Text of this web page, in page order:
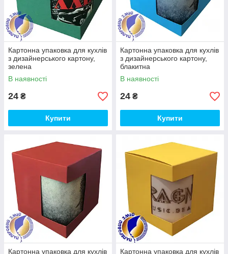
Картонна упаковка для кухлів
з дизайнерського картону,
зелена
В наявності
24 ₴
Купити
Картонна упаковка для кухлів
з дизайнерського картону,
блакитна
В наявності
24 ₴
Купити
Картонна упаковка для кухлів
Картонна упаковка для кухлів